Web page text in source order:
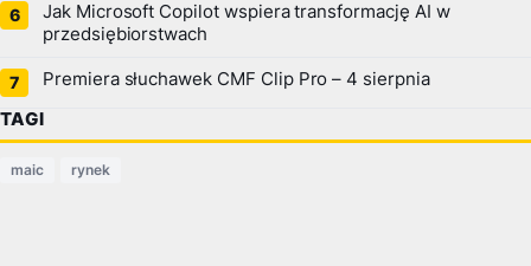
Jak Microsoft Copilot wspiera transformację AI w
przedsiębiorstwach
Premiera słuchawek CMF Clip Pro – 4 sierpnia
TAGI
maic rynek